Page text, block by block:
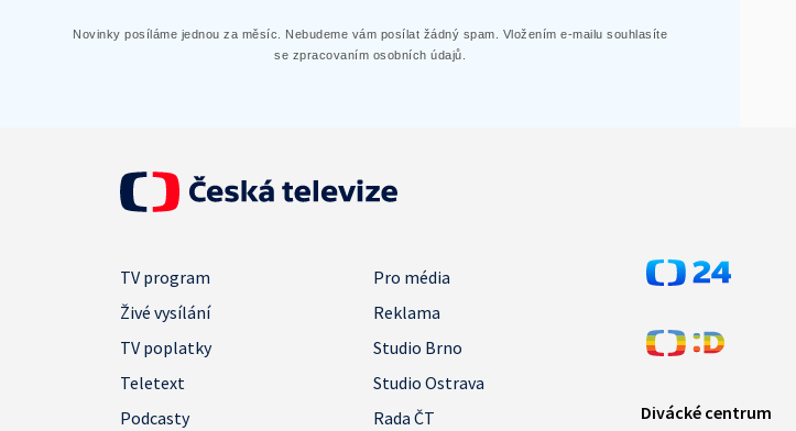
Novinky posíláme jednou za měsíc. Nebudeme vám posílat žádný spam. Vložením e-mailu souhlasíte
se zpracovaním osobních údajů.
TV program
Pro média
Živé vysílání
Reklama
TV poplatky
Studio Brno
Teletext
Studio Ostrava
Podcasty
Rada ČT